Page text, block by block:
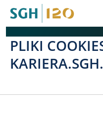
PLIKI